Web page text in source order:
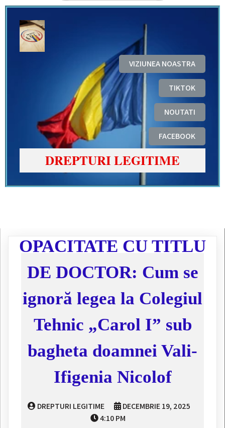
VIZIUNEA NOASTRA
TIKTOK
NOUTATI
FACEBOOK
DREPTURI LEGITIME
OPACITATE CU TITLU
DE DOCTOR: Cum se
ignoră legea la Colegiul
Tehnic „Carol I” sub
bagheta doamnei Vali-
Ifigenia Nicolof
DREPTURI LEGITIME
DECEMBRIE 19, 2025
4:10 PM